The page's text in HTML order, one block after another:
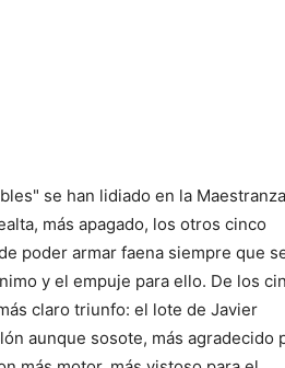
se han lidiado en la
más apagado, los otros cinco
poder armar faena siempre que
y el empuje para ello. De los
claro triunfo: el lote de Javier
aunque sosote, más agradecido